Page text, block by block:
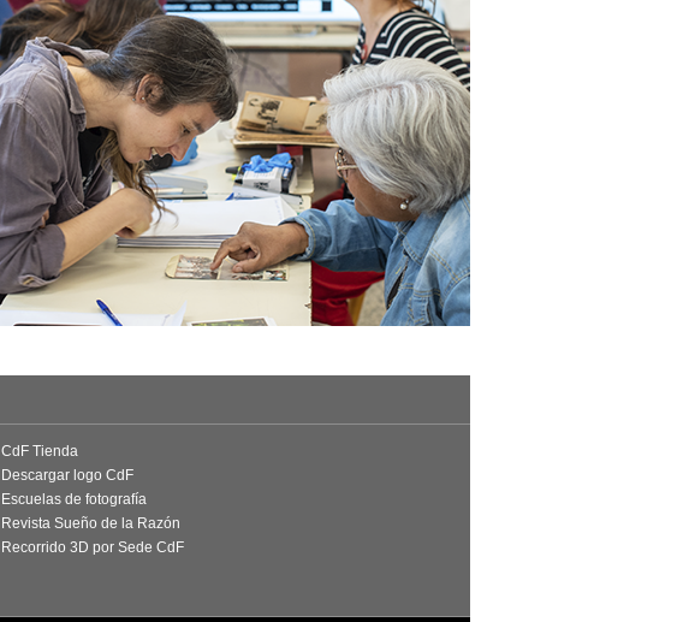
CdF Tienda
Descargar logo CdF
Escuelas de fotografía
Revista Sueño de la Razón
Recorrido 3D por Sede CdF